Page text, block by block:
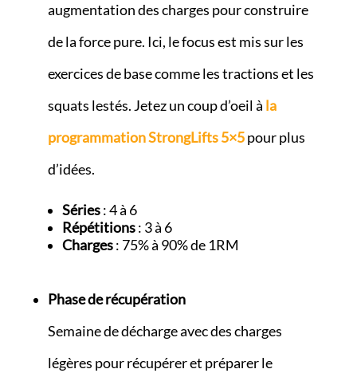
augmentation des charges pour construire
de la force pure. Ici, le focus est mis sur les
exercices de base comme les tractions et les
squats lestés. Jetez un coup d’oeil à la
programmationStrongLifts 5×5pour plus
d’idées.
Séries: 4 à 6
Répétitions: 3 à 6
Charges: 75% à 90% de 1RM
Phase de récupération
Semaine de décharge avec des charges
légères pour récupérer et préparer le